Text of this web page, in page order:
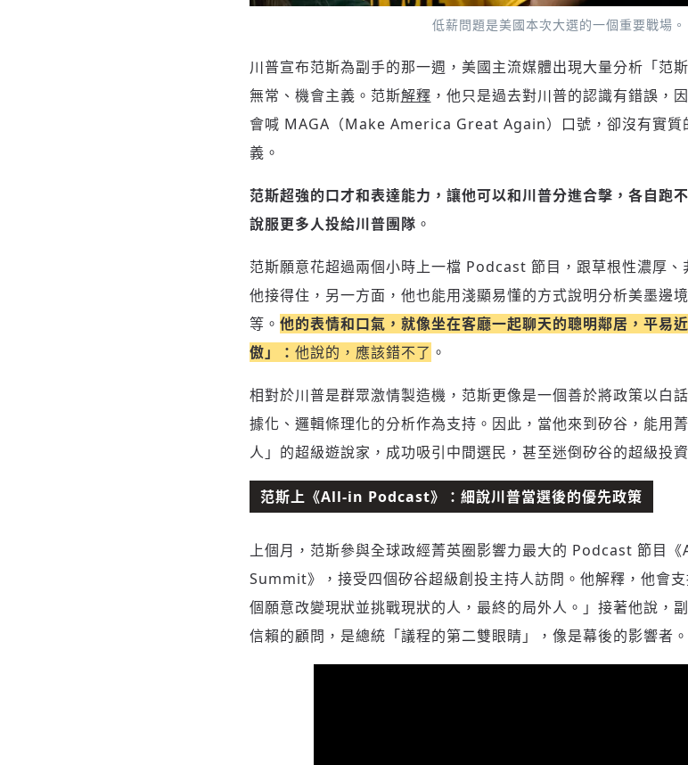
低薪問題是美國本次大選的一個重要戰場。
川普宣布范斯為副手的那一週，美國主流媒體出現大量分析「范
無常、機會主義。范斯解釋 ，他只是過去對川普的認識有錯誤，
會喊 MAGA（Make America Great Again）口號，卻沒有實質
義。
范斯超強的口才和表達能力，讓他可以和川普分進合擊，各自跑
說服更多人投給川普團隊 。
范斯願意花超過兩個小時上一檔 Podcast 節目，跟草根性濃厚
他接得住，另一方面，他也能用淺顯易懂的方式說明分析美墨邊
等。 他的表情和口氣，就像坐在客廳一起聊天的聰明鄰居，平易
傲」： 他說的，應該錯不了 。
相對於川普是群眾激情製造機，范斯更像是一個善於將政策以白
據化、邏輯條理化的分析作為支持。因此，當他來到矽谷，能用
人」的超級遊說家，成功吸引中間選民，甚至迷倒矽谷的超級投資
范斯上《All-in Podcast》：細說川普當選後的優先政策
上個月，范斯參與全球政經菁英圈影響力最大的 Podcast 節目
Summit》，接受四個矽谷超級創投主持人訪問。他解釋，他會
個願意改變現狀並挑戰現狀的人，最終的局外人。」接著他說，
信賴的顧問，是總統「議程的第二雙眼睛」，像是幕後的影響者。